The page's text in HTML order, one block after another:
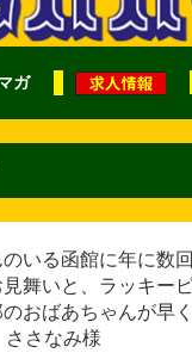
ガ
いる函館に年に数
舞いと、ラッキー
おばあちゃんが早
さなみ様